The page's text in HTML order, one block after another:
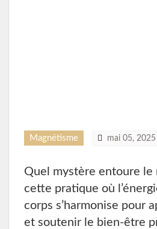
Magnétisme mai 05, 2025
Quel mystère entoure le
cette pratique où
corps s’harmonise pour
et soutenir le bien-être